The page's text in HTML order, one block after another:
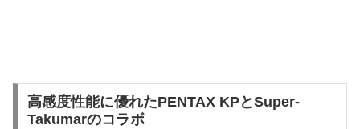
高感度性能に優れたPENTAX KPとSuper-
Takumarのコラボ